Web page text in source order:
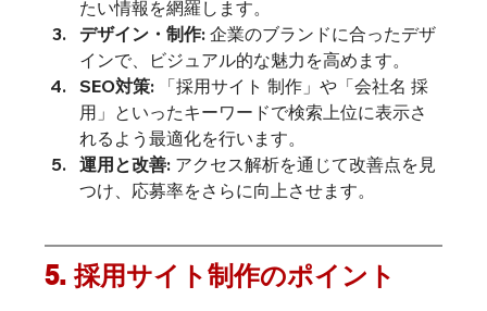
たい情報を網羅します。
デザイン・制作: 企業のブランドに合ったデザ
インで、ビジュアル的な魅力を高めます。
SEO対策: 「採用サイト 制作」や「会社名 採
用」といったキーワードで検索上位に表示さ
れるよう最適化を行います。
運用と改善: アクセス解析を通じて改善点を見
つけ、応募率をさらに向上させます。
5. 採用サイト制作のポイント